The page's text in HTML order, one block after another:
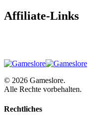
Affiliate-Links
© 2026 Gameslore.
Alle Rechte vorbehalten.
Rechtliches